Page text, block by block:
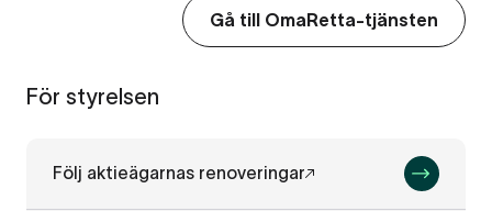
Gå till OmaRetta-tjänsten
För styrelsen
Följ aktieägarnas renoveringar